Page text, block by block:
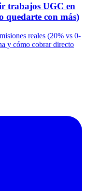
trabajos UGC en
quedarte con más)
reales (20% vs 0-
y cómo cobrar directo